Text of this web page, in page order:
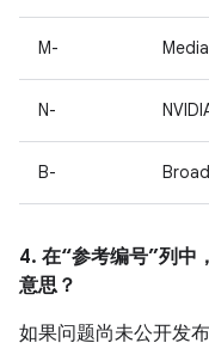
M-
N-
B-
4. 在“参考编号”列
意思？
如果问题尚未公开发